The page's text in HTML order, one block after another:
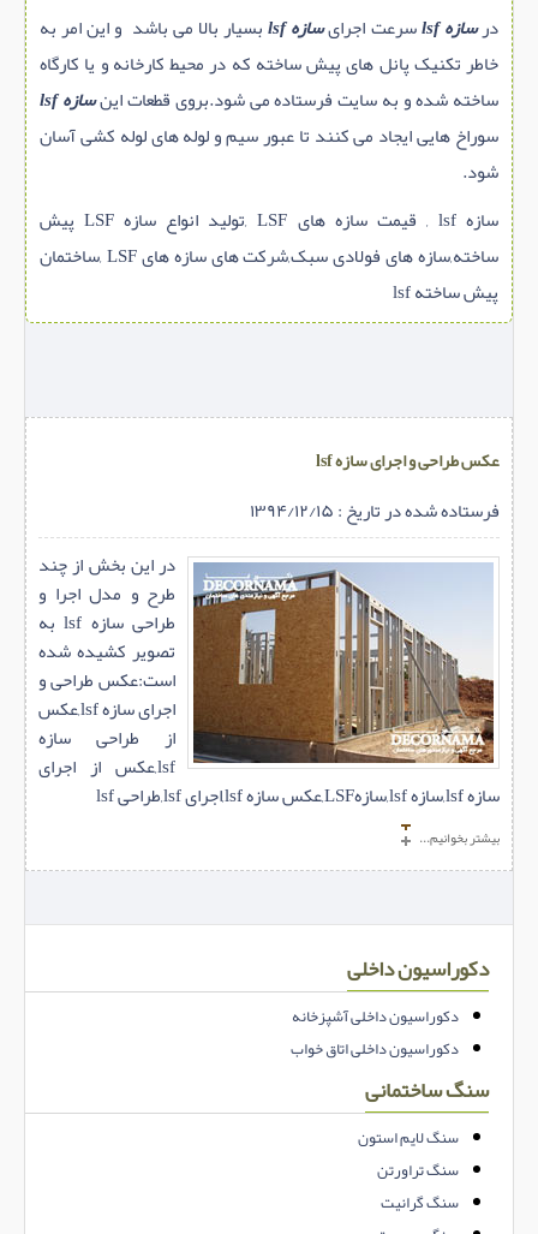
درسازه lsf سرعت اجرایسازه lsf بسیار بالا می باشد و این امر به
خاطر تکنیک پانل های پیش ساخته که در محیط کارخانه و یا کارگاه
ساخته شده و به سایت فرستاده می شود.بروی قطعات اینسازه lsf
سوراخ هایی ایجاد می کنند تا عبور سیم و لوله های لوله کشی آسان
شود.
سازه lsf , قیمت سازه های LSF ,تولید انواع سازه LSF پیش
ساخته,سازه های فولادی سبک,شرکت های سازه های LSF ,ساختمان
پیش ساخته lsf
عکس طراحی و اجرای سازه lsf
فرستاده شده در تاریخ : ۱۳۹۴/۱۲/۱۵
در این بخش از چند
طرح و مدل اجرا و
طراحی سازه lsf به
تصویر کشیده شده
است:عکس طراحی و
اجرای سازه lsf,عکس
از طراحی سازه
lsf,عکس از اجرای
سازه lsf,سازه lsf,سازهLSF,عکس سازه lsf,اجرای lsf,طراحی lsf
بیشتر بخوانیم...
دکوراسیون داخلی
دکوراسیون داخلی آشپزخانه
دکوراسیون داخلی اتاق خواب
سنگ ساختمانی
سنگ لایم استون
سنگ تراورتن
سنگ گرانیت